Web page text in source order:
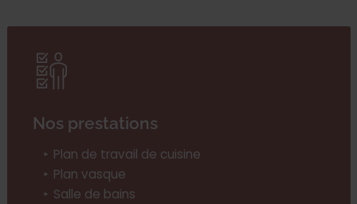
Nos prestations
Plan de travail de cuisine
Plan vasque
Salle de bains